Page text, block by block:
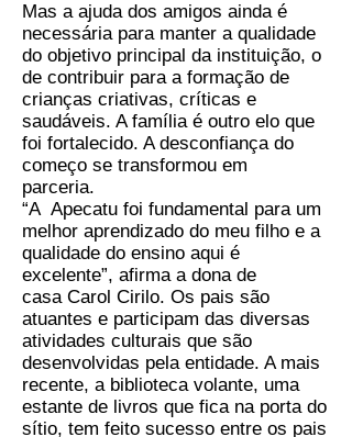
Mas a ajuda dos amigos ainda é
necessária para manter a qualidade
do objetivo principal da instituição, o
de contribuir para a formação de
crianças criativas, críticas e
saudáveis. A família é outro elo que
foi fortalecido. A desconfiança do
começo se transformou em
parceria.
“A Apecatu foi fundamental para um
melhor aprendizado do meu filho e a
qualidade do ensino aqui é
excelente”, afirma a dona de
casa Carol Cirilo. Os pais são
atuantes e participam das diversas
atividades culturais que são
desenvolvidas pela entidade. A mais
recente, a biblioteca volante, uma
estante de livros que fica na porta do
sítio, tem feito sucesso entre os pais